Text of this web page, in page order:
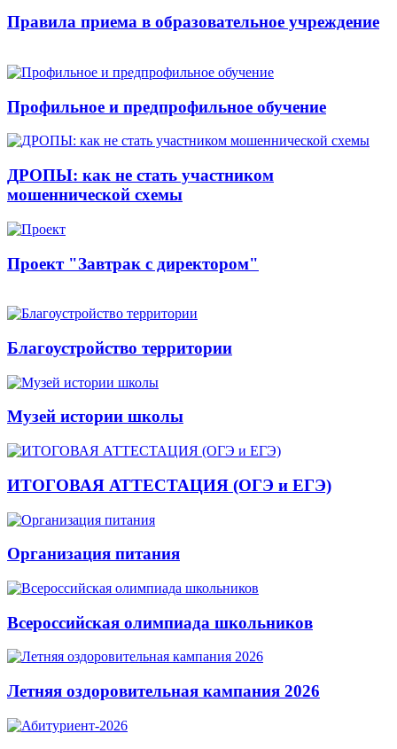
Правила приема в образовательное учреждение
Профильное и предпрофильное обучение
ДРОПЫ: как не стать участником
мошеннической схемы
Проект "Завтрак с директором"
Благоустройство территории
Музей истории школы
ИТОГОВАЯ АТТЕСТАЦИЯ (ОГЭ и ЕГЭ)
Организация питания
Всероссийская олимпиада школьников
Летняя оздоровительная кампания 2026